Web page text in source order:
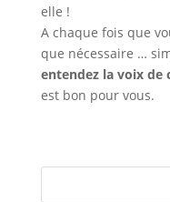
elle !
A chaque fois que
que nécessaire …
entendez la voix de
est bon pour vous.